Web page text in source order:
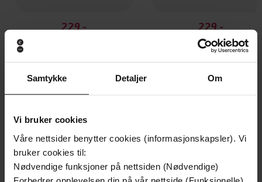
Samtykke Detaljer Om
Vi bruker cookies
Våre nettsider benytter cookies (informasjonskapsler). Vi
bruker cookies til:
Nødvendige funksjoner på nettsiden (Nødvendige)
229,-
229,-
Nobel-mysteriet
Ingeborg Dybvig
Andre har også kjøpt
Premium
Premium
Boka bak filmen